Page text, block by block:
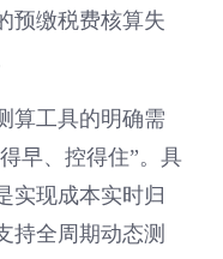
预缴税费核算失
算工具的明确需
早、控得住”。具
实现成本实时归
持全周期动态测